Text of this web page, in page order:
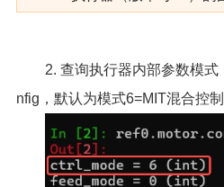
2. 查询执行器内部参数模式
nfig，默认为模式6=MIT混合控